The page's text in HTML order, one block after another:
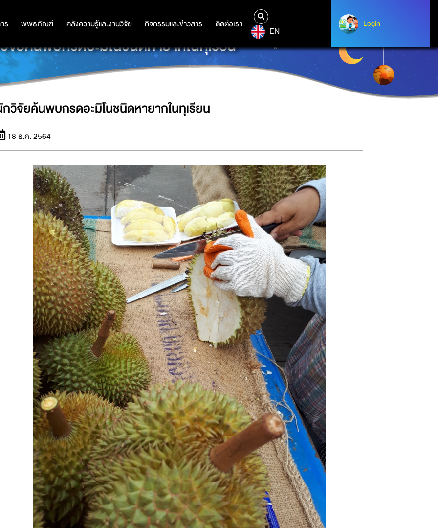
ร พิพิธภัณฑ์ คลังความรู้และงานวิจัย กิจกรรมและข่าวสาร ติดต่อเรา
ร พิพิธภัณฑ์ คลังความรู้และงานวิจัย กิจกรรมและข่าวสาร ติดต่อเรา
EN
Login
Login
จัยค้นพบกรดอะมิโนชนิดหายากในทุเรียน
วิจัยค้นพบกรดอะมิโนชนิดหายากในทุเรียน
18 ธ.ค. 2564